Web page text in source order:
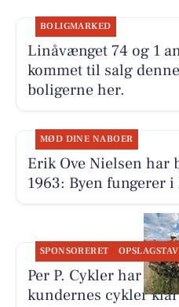
BOLIGMARKED
Linåvænget 74 og 1
kommet til salg
boligerne her.
MØD DINE NABOER
Erik Ove Nielsen har
1963: Byen fungerer i
SPONSORERET
Per P. Cykler har
kundernes cykler klar